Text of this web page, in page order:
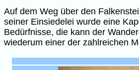
Auf dem Weg über den
seiner Einsiedelei wurde eine
Bedürfnisse, die kann der
wiederum einer der zahlreichen